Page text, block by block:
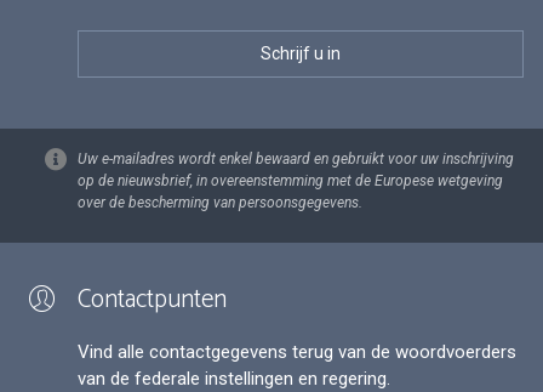
Uw e-mailadres wordt enkel bewaard en gebruikt voor uw inschrijving
op de nieuwsbrief, in overeenstemming met de Europese wetgeving
over de bescherming van persoonsgegevens.
Contactpunten
Vind alle contactgegevens terug van de woordvoerders
van de federale instellingen en regering.